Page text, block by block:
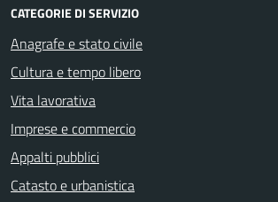
CATEGORIE DI SERVIZIO
Anagrafe e stato civile
Cultura e tempo libero
Vita lavorativa
Imprese e commercio
Appalti pubblici
Catasto e urbanistica